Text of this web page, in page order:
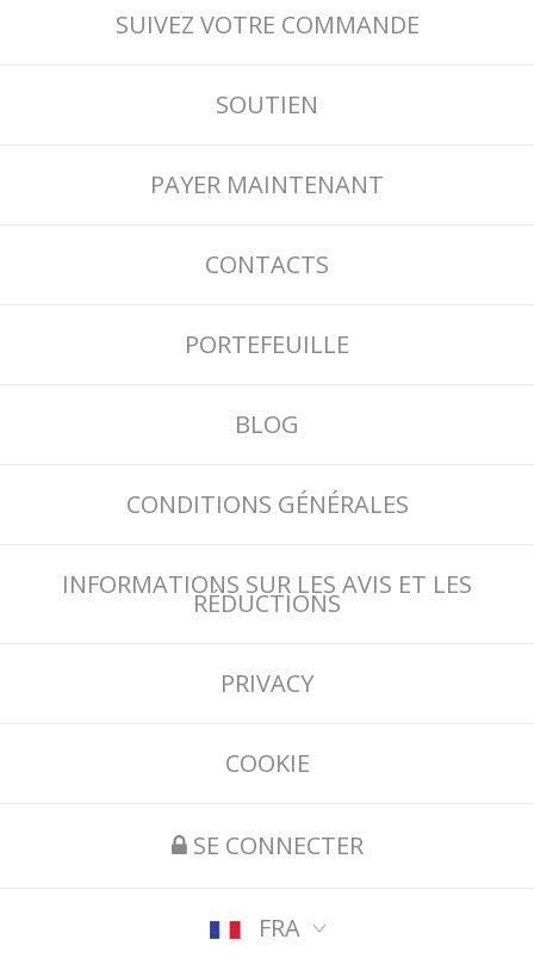
SUIVEZ VOTRE COMMANDE
SOUTIEN
PAYER MAINTENANT
CONTACTS
PORTEFEUILLE
BLOG
CONDITIONS GÉNÉRALES
INFORMATIONS SUR LES AVIS ET LES
RÉDUCTIONS
PRIVACY
COOKIE
SE CONNECTER
FRA